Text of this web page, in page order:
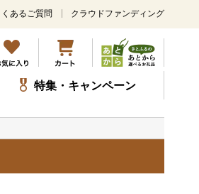
メ
ン
コ
ン
テ
ツ
ッ
くあるご質問 クラウドファンディング
特集・キャンペーン